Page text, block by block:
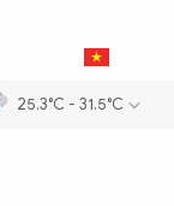
Thực hiện Nghị
25.3°C - 31.5°C